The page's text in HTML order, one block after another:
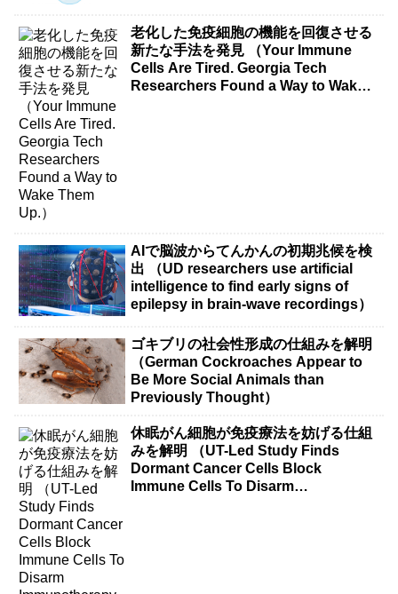
老化した免疫細胞の機能を回復させる
新たな手法を発見 （Your Immune
Cells Are Tired. Georgia Tech
Researchers Found a Way to Wake
AIで脳波からてんかんの初期兆候を検
出 （UD researchers use artificial
intelligence to find early signs of
epilepsy in brain-wave recordings）
ゴキブリの社会性形成の仕組みを解明
（German Cockroaches Appear to
Be More Social Animals than
Previously Thought）
休眠がん細胞が免疫療法を妨げる仕組
みを解明 （UT-Led Study Finds
Dormant Cancer Cells Block
Immune Cells To Disarm